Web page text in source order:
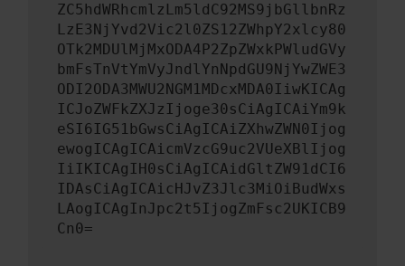
ZC5hdWRhcmlzLm5ldC92MS9jbGllbnRz
LzE3NjYvd2Vic2l0ZS12ZWhpY2xlcy80
OTk2MDUlMjMxODA4P2ZpZWxkPWludGVy
bmFsTnVtYmVyJndlYnNpdGU9NjYwZWE3
ODI2ODA3MWU2NGM1MDcxMDA0IiwKICAg
ICJoZWFkZXJzIjoge30sCiAgICAiYm9k
eSI6IG51bGwsCiAgICAiZXhwZWN0Ijog
ewogICAgICAicmVzcG9uc2VUeXBlIjog
IiIKICAgIH0sCiAgICAidGltZW91dCI6
IDAsCiAgICAicHJvZ3Jlc3MiOiBudWxs
LAogICAgInJpc2t5IjogZmFsc2UKICB9
Cn0=